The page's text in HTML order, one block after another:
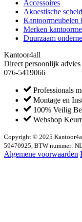
Accessoires
Akoestische
Kantoormeubelen
Merken
Duurzaam
Kantoor4all
Direct persoonlijk advies
076-5419066
Professionals
Montage en
100% Veilig
Webshop
Copyright © 2025
59470925, BTW nummer:
Algemene voorwaarden